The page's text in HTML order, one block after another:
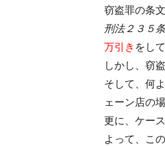
窃盗罪の条
刑法２３５
万引き をし
しかし、窃
そして、何
ェーン店の
更に、ケー
よって、こ